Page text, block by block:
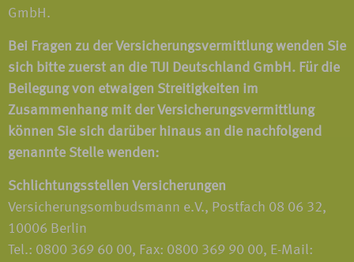
GmbH.
Bei Fragen zu der Versicherungsvermittlung wenden Sie
sich bitte zuerst an die TUI Deutschland GmbH. Für die
Beilegung von etwaigen Streitigkeiten im
Zusammenhang mit der Versicherungsvermittlung
können Sie sich darüber hinaus an die nachfolgend
genannte Stelle wenden:
Schlichtungsstellen Versicherungen
Versicherungsombudsmann e.V., Postfach 08 06 32,
10006 Berlin
Tel.: 0800 369 60 00, Fax: 0800 369 90 00, E-Mail: